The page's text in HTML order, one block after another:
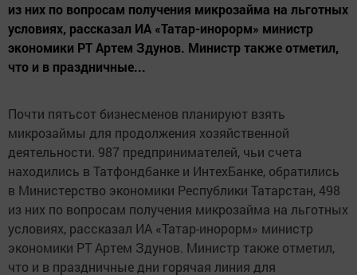
из них по вопросам получения микрозайма на льготных
условиях, рассказал ИА «Татар-инорорм» министр
экономики РТ Артем Здунов. Министр также отметил,
что и в праздничные...
Почти пятьсот бизнесменов планируют взять
микрозаймы для продолжения хозяйственной
деятельности. 987 предпринимателей, чьи счета
находились в Татфондбанке и ИнтехБанке, обратились
в Министерство экономики Республики Татарстан, 498
из них по вопросам получения микрозайма на льготных
условиях, рассказал ИА «Татар-инорорм» министр
экономики РТ Артем Здунов. Министр также отметил,
что и в праздничные дни горячая линия для